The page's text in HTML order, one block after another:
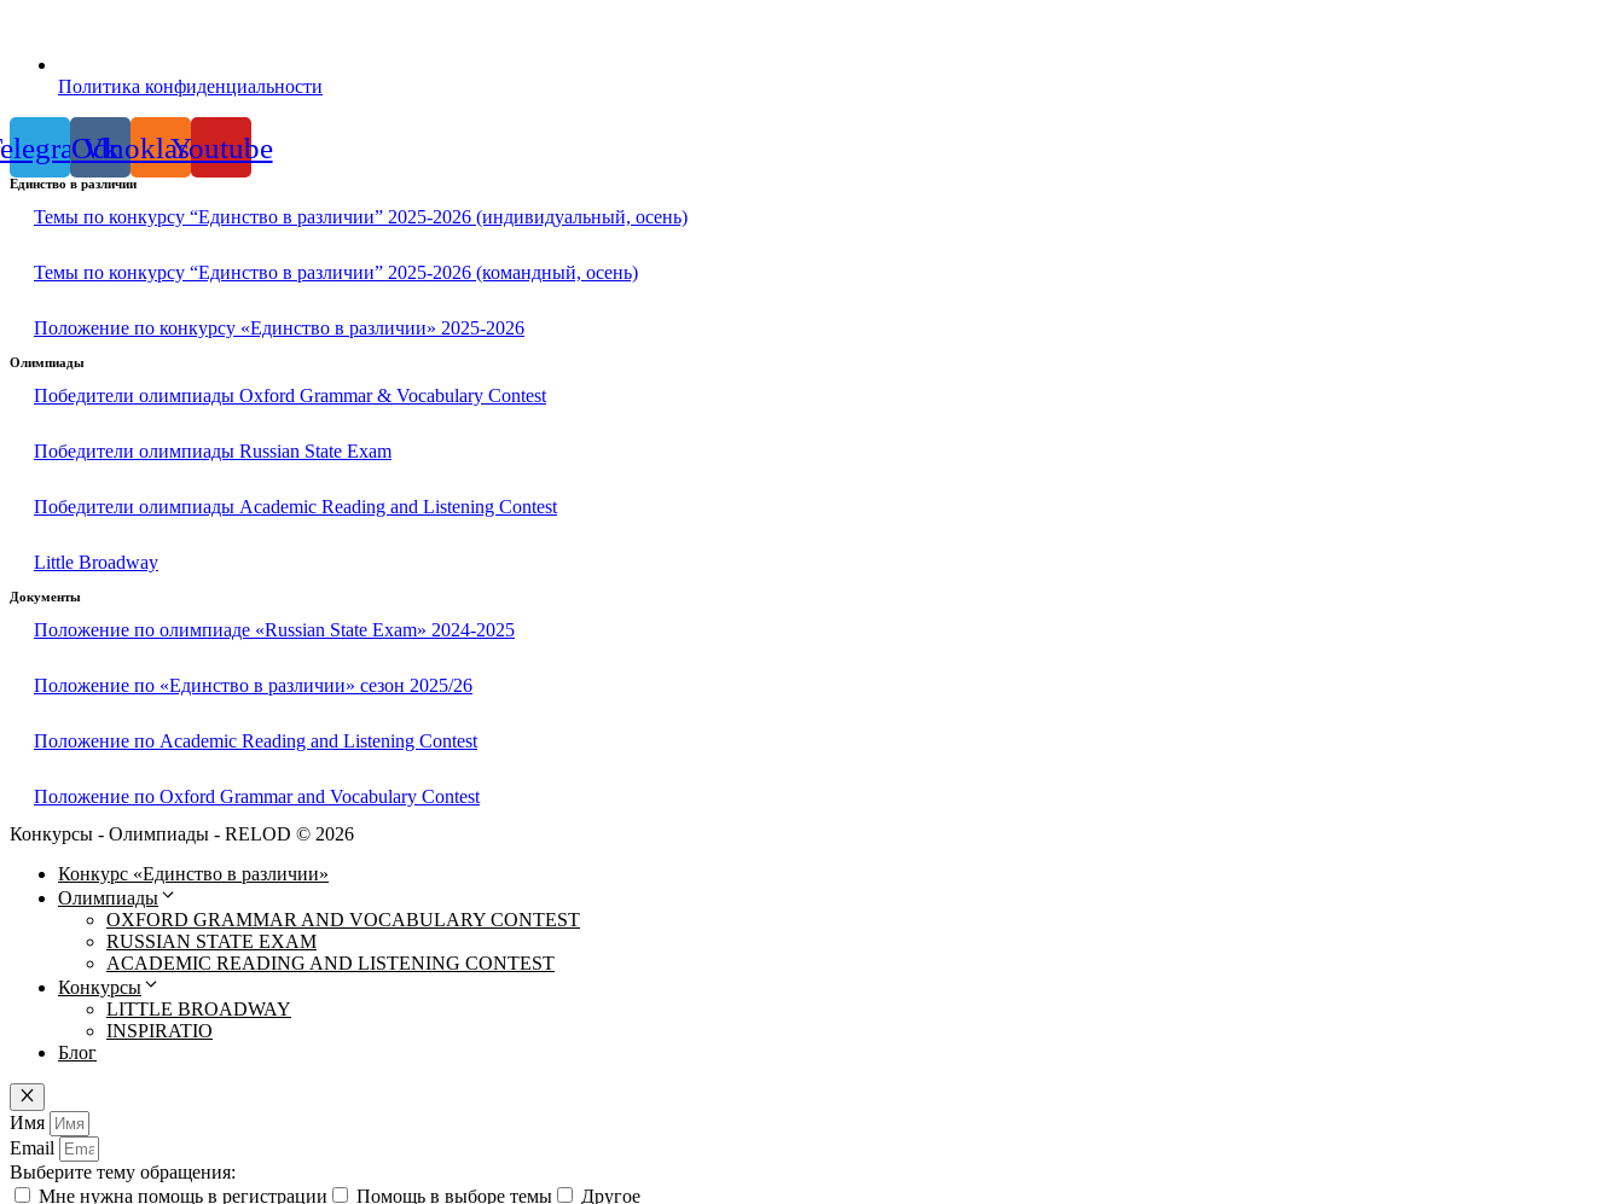
Политика конфиденциальности
Vk
Odnoklassniki
Youtube
Единство в различии
Темы по конкурсу “Единство в различии” 2025-2026 (индивидуальный, осень)
Темы по конкурсу “Единство в различии” 2025-2026 (командный, осень)
Положение по конкурсу «Единство в различии» 2025-2026
Олимпиады
Победители олимпиады Oxford Grammar & Vocabulary Contest
Победители олимпиады Russian State Exam
Победители олимпиады Academic Reading and Listening Contest
Little Broadway
Документы
Положение по олимпиаде «Russian State Exam» 2024-2025
Положение по «Единство в различии» сезон 2025/26
Положение по Academic Reading and Listening Contest
Положение по Oxford Grammar and Vocabulary Contest
Конкурсы - Олимпиады - RELOD © 2026
Конкурс «Единство в различии»
Олимпиады
OXFORD GRAMMAR AND VOCABULARY CONTEST
RUSSIAN STATE EXAM
ACADEMIC READING AND LISTENING CONTEST
Конкурсы
LITTLE BROADWAY
INSPIRATIO
Блог
Закрыть
Имя
Email
Выберите тему обращения:
Мне нужна помощь в регистрации
Помощь в выборе темы Другое